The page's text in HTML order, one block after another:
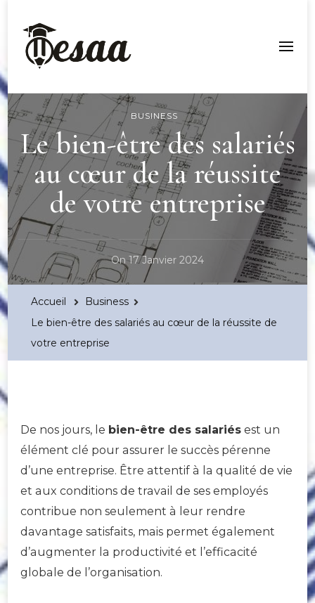
Esaa Aquitaine
BUSINESS
Le bien-être des salariés
au cœur de la réussite
de votre entreprise
On17 Janvier 2024
Accueil
Business
Le bien-être des salariés au cœur de la réussite de
votre entreprise
De nos jours, le bien-être des salariés est un
élément clé pour assurer le succès pérenne
d’une entreprise. Être attentif à la qualité de vie
et aux conditions de travail de ses employés
contribue non seulement à leur rendre
davantage satisfaits, mais permet également
d’augmenter la productivité et l’efficacité
globale de l’organisation.